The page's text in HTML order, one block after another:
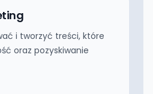
i tworzyć treści, które
oraz pozyskiwanie